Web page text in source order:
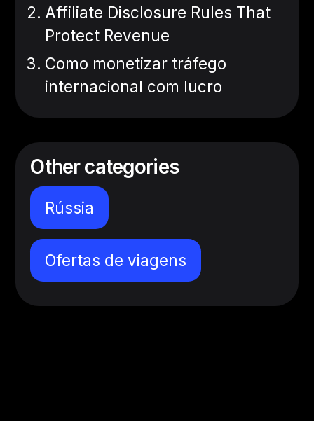
Affiliate Disclosure Rules That
Protect Revenue
Como monetizar tráfego
internacional com lucro
Other categories
Rússia
Ofertas de viagens